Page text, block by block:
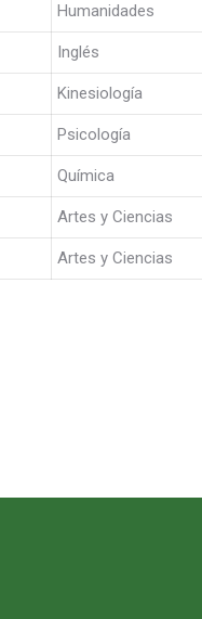
Humanidades
Inglés
Kinesiología
Psicología
Química
Artes y Ciencias
Artes y Ciencias